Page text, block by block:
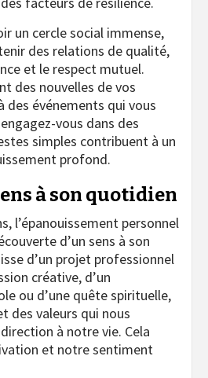
un cercle social immense,
des relations de qualité,
et le respect mutuel.
des nouvelles de vos
des événements qui vous
vous dans des
simples contribuent à un
profond.
à son quotidien
l’épanouissement personnel
d’un sens à son
d’un projet professionnel
créative, d’un
ou d’une quête spirituelle,
des valeurs qui nous
à notre vie. Cela
et notre sentiment